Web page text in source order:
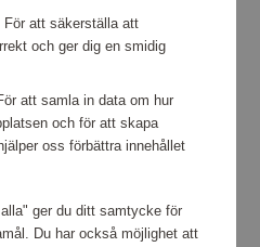
För att säkerställa att
och ger dig en smidig
att samla in data om hur
och för att skapa
oss förbättra innehållet
ger du ditt samtycke för
Du har också möjlighet att